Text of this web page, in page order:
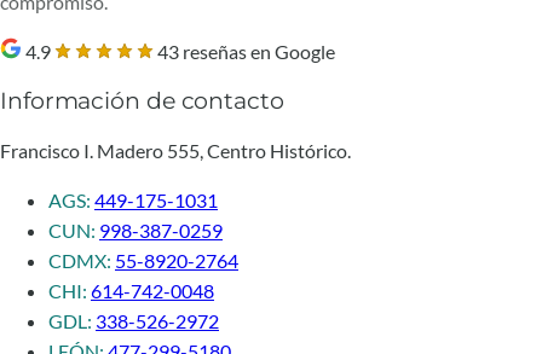
4.9 43 reseñas en Google
Información de contacto
Francisco I. Madero 555, Centro Histórico.
AGS: 449-175-1031
CUN: 998-387-0259
CDMX: 55-8920-2764
CHI: 614-742-0048
GDL: 338-526-2972